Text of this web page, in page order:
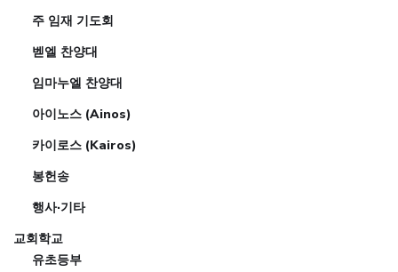
주 임재 기도회
벧엘 찬양대
임마누엘 찬양대
아이노스 (Ainos)
카이로스 (Kairos)
봉헌송
행사·기타
교회학교
유초등부